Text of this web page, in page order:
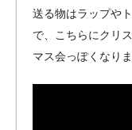
送る物はラップや
で、こちらにクリ
マス会っぽくなりま